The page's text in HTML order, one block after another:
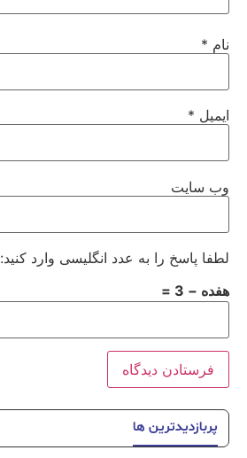
نام *
ایمیل *
وب‌ سایت
لطفا پاسخ را به عدد انگلیسی وارد کنید:
هفده − 3 =
پربازدیدترین ها